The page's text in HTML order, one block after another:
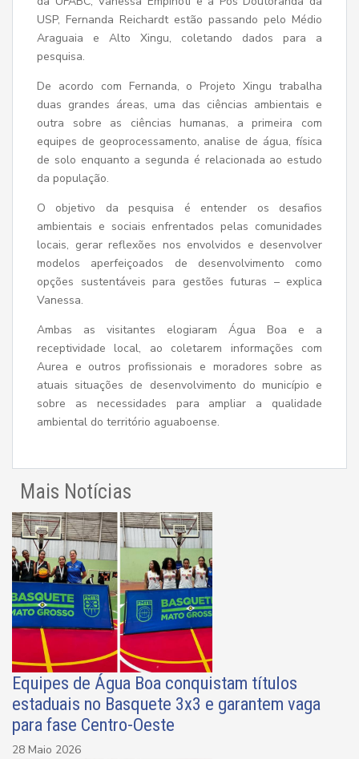
USP, Fernanda Reichardt estão passando pelo Médio
Araguaia e Alto Xingu, coletando dados para a
pesquisa.
De acordo com Fernanda, o Projeto Xingu trabalha
duas grandes áreas, uma das ciências ambientais e
outra sobre as ciências humanas, a primeira com
equipes de geoprocessamento, analise de água, física
de solo enquanto a segunda é relacionada ao estudo
da população.
O objetivo da pesquisa é entender os desafios
ambientais e sociais enfrentados pelas comunidades
locais, gerar reflexões nos envolvidos e desenvolver
modelos aperfeiçoados de desenvolvimento como
opções sustentáveis para gestões futuras – explica
Vanessa.
Ambas as visitantes elogiaram Água Boa e a
receptividade local, ao coletarem informações com
Aurea e outros profissionais e moradores sobre as
atuais situações de desenvolvimento do município e
sobre as necessidades para ampliar a qualidade
ambiental do território aguaboense.
Mais Notícias
Equipes de Água Boa conquistam títulos
estaduais no Basquete 3x3 e garantem vaga
para fase Centro-Oeste
28 Maio 2026